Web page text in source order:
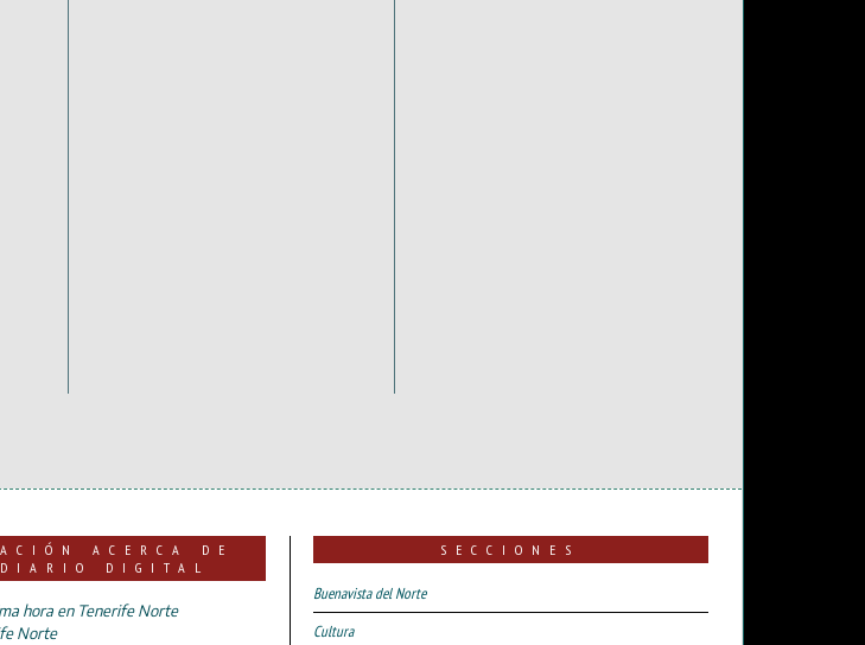
ACERCA DE
DIGITAL
hora en Tenerife Norte
Norte
SECCIONES
Buenavista del Norte
Cultura